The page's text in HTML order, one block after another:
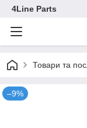
4Line Parts
Товари та
–9%